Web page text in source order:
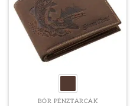
BŐR PÉNZTÁRCÁK